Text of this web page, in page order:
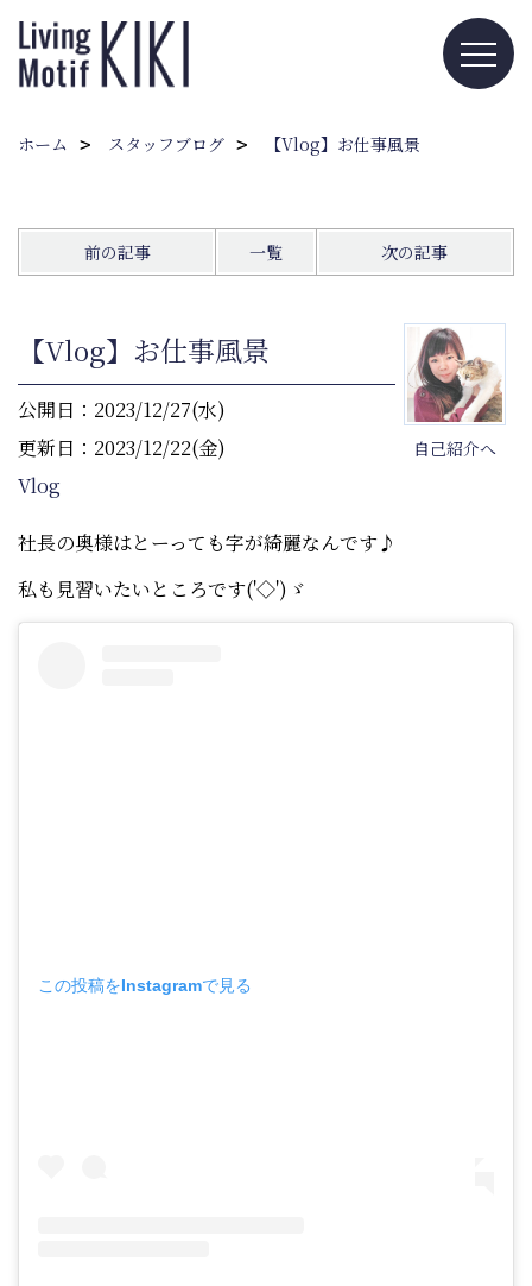
ホーム スタッフブログ 【Vlog】お仕事風景
前の記事 一覧 次の記事
自己紹介へ
【Vlog】お仕事風景
公開日：2023/12/27(水)
更新日：2023/12/22(金)
Vlog
社長の奥様はとーっても字が綺麗なんです♪
私も見習いたいところです('◇')ゞ
この投稿をInstagramで見る